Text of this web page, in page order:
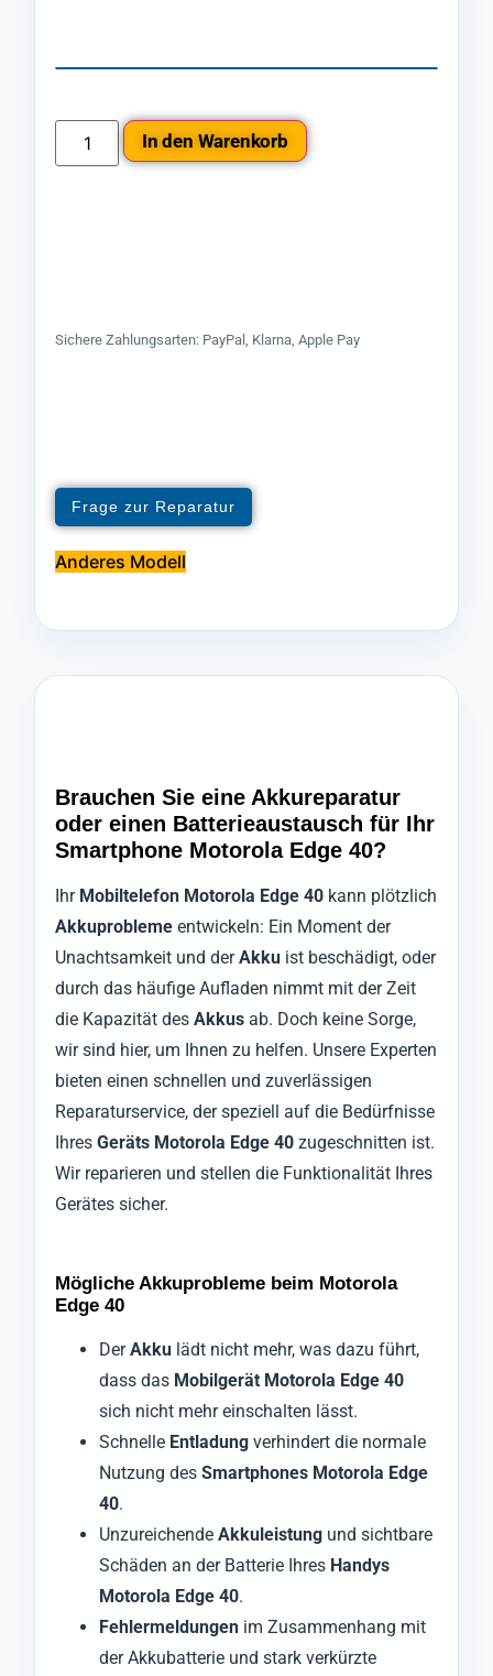
In den Warenkorb
Sichere Zahlungsarten: PayPal, Klarna, Apple Pay
Frage zur Reparatur
Anderes Modell
Brauchen Sie eine Akkureparatur
oder einen Batterieaustausch für Ihr
Smartphone Motorola Edge 40?
Ihr Mobiltelefon Motorola Edge 40 kann plötzlich
Akkuprobleme entwickeln: Ein Moment der
Unachtsamkeit und derAkku ist beschädigt, oder
durch das häufige Aufladen nimmt mit der Zeit
die Kapazität des Akkus ab. Doch keine Sorge,
wir sind hier, um Ihnen zu helfen. Unsere Experten
bieten einen schnellen und zuverlässigen
Reparaturservice, der speziell auf die Bedürfnisse
Ihres Geräts Motorola Edge 40 zugeschnitten ist.
Wir reparieren und stellen die Funktionalität Ihres
Gerätes sicher.
Mögliche Akkuprobleme beim Motorola
Edge 40
DerAkku lädt nicht mehr, was dazu führt,
dass das Mobilgerät Motorola Edge 40
sich nicht mehr einschalten lässt.
Schnelle Entladung verhindert die normale
Nutzung des Smartphones Motorola Edge
40.
Unzureichende Akkuleistung und sichtbare
Schäden an der Batterie Ihres Handys
Motorola Edge 40.
Fehlermeldungen im Zusammenhang mit
der Akkubatterie und stark verkürzte